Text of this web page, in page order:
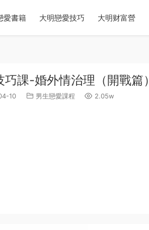
愛書籍 大明戀愛技巧 大明财富營
巧課-婚外情治理（開戰篇）
10 男生戀愛課程 2.05w